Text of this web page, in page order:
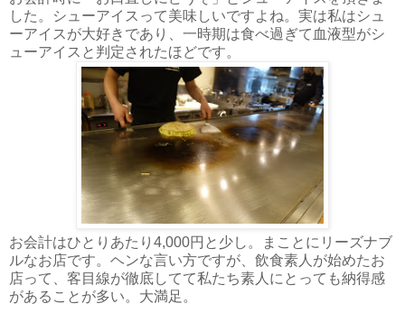
した。シューアイスって美味しいですよね。実は私はシュ
ーアイスが大好きであり、一時期は食べ過ぎて血液型がシ
ューアイスと判定されたほどです。
お会計はひとりあたり4,000円と少し。まことにリーズナブ
ルなお店です。ヘンな言い方ですが、飲食素人が始めたお
店って、客目線が徹底してて私たち素人にとっても納得感
があることが多い。大満足。